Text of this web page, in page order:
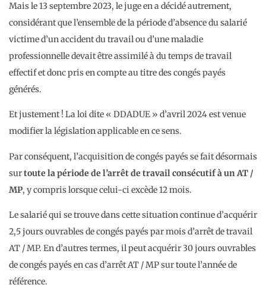
Mais le 13 septembre 2023, le juge en a décidé autrement,
considérant que l’ensemble de la période d’absence du salarié
victime d’un accident du travail ou d’une maladie
professionnelle devait être assimilé à du temps de travail
effectif et donc pris en compte au titre des congés payés
générés.
Et justement ! La loi dite « DDADUE » d’avril 2024 est venue
modifier la législation applicable en ce sens.
Par conséquent, l’acquisition de congés payés se fait désormais
surtoute la période de l’arrêt de travail consécutif à un AT /
MP, y compris lorsque celui-ci excède 12 mois.
Le salarié qui se trouve dans cette situation continue d’acquérir
2,5 jours ouvrables de congés payés par mois d’arrêt de travail
AT / MP. En d’autres termes, il peut acquérir 30 jours ouvrables
de congés payés en cas d’arrêt AT / MP sur toute l’année de
référence.